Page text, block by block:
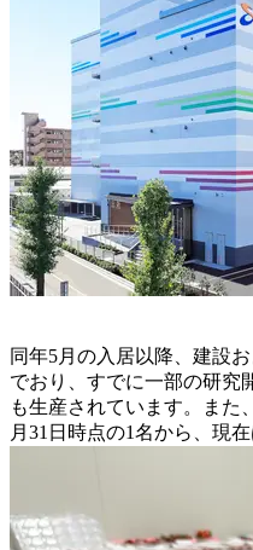
同年5月の入居以降、建設
でおり、すでに一部の研究
も生産されています。また
月31日時点の1名から、現